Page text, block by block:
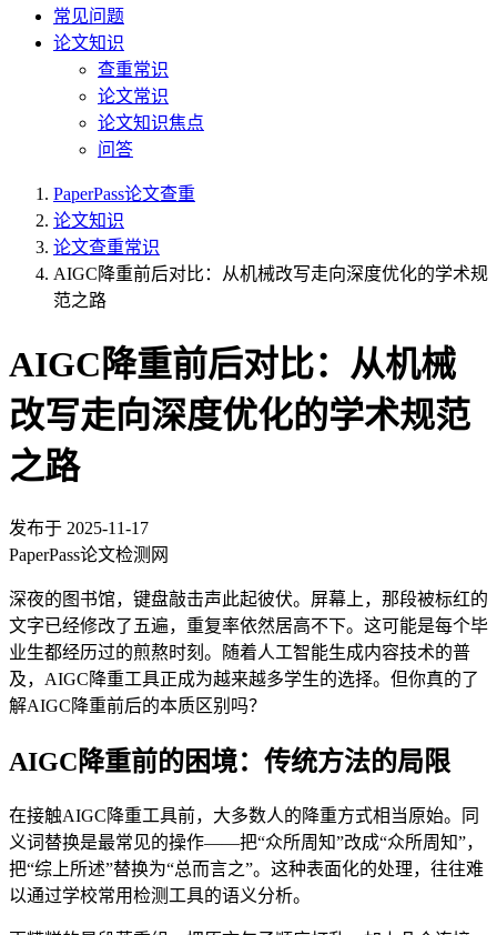
常见问题
论文知识
查重常识
论文常识
论文知识焦点
问答
PaperPass论文查重
论文知识
论文查重常识
AIGC降重前后对比：从机械改写走向深度优化的学术规
范之路
AIGC降重前后对比：从机械
改写走向深度优化的学术规范
之路
发布于 2025-11-17
PaperPass论文检测网
深夜的图书馆，键盘敲击声此起彼伏。屏幕上，那段被标红的
文字已经修改了五遍，重复率依然居高不下。这可能是每个毕
业生都经历过的煎熬时刻。随着人工智能生成内容技术的普
及，AIGC降重工具正成为越来越多学生的选择。但你真的了
解AIGC降重前后的本质区别吗？
AIGC降重前的困境：传统方法的局限
在接触AIGC降重工具前，大多数人的降重方式相当原始。同
义词替换是最常见的操作——把“众所周知”改成“众所周知”，
把“综上所述”替换为“总而言之”。这种表面化的处理，往往难
以通过学校常用检测工具的语义分析。